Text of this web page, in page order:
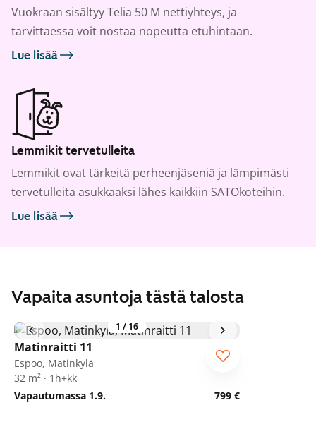
Vuokraan sisältyy Telia 50 M nettiyhteys, ja
tarvittaessa voit nostaa nopeutta etuhintaan.
Lue lisää
Lemmikit tervetulleita
Lemmikit ovat tärkeitä perheenjäseniä ja lämpimästi
tervetulleita asukkaaksi lähes kaikkiin SATOkoteihin.
Lue lisää
Vapaita asuntoja tästä talosta
1 / 16
Matinraitti 11
Espoo, Matinkylä
32 m² · 1h+kk
Vapautumassa 1.9.
799 €